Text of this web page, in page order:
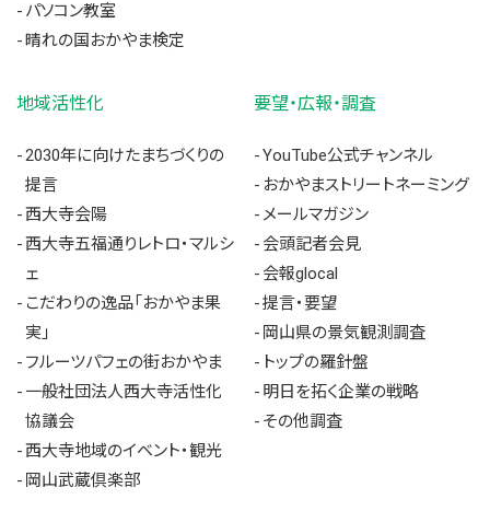
パソコン教室
晴れの国おかやま検定
地域活性化
2030年に向けたまちづくりの
提言
西大寺会陽
西大寺五福通りレトロ・マルシ
ェ
こだわりの逸品「おかやま果
実」
フルーツパフェの街おかやま
一般社団法人西大寺活性化
協議会
西大寺地域のイベント・観光
岡山武蔵倶楽部
要望・広報・調査
YouTube公式チャンネル
おかやまストリートネーミング
メールマガジン
会頭記者会見
会報glocal
提言・要望
岡山県の景気観測調査
トップの羅針盤
明日を拓く企業の戦略
その他調査